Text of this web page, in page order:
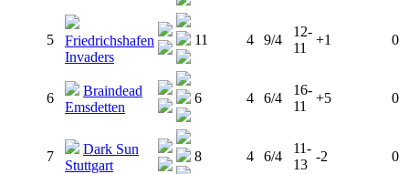
5
Friedrichshafen
Invaders
11 4 9/4
12-
11
+1 0
6
Braindead
Emsdetten
6 4 6/4
16-
11
+5 0
7
Dark Sun
Stuttgart
8 4 6/4
11-
13
-2 0